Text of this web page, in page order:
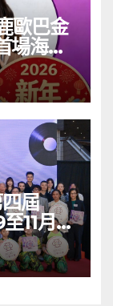
歐巴金
場海外
11月舉
樂會演
良 聯同
KARDI